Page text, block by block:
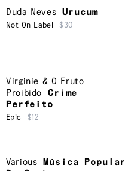
Duda Neves Urucum
Not On Label $30
Virginie & O Fruto
Proibido
Crime
Perfeito
Epic $12
Various
Música Popular